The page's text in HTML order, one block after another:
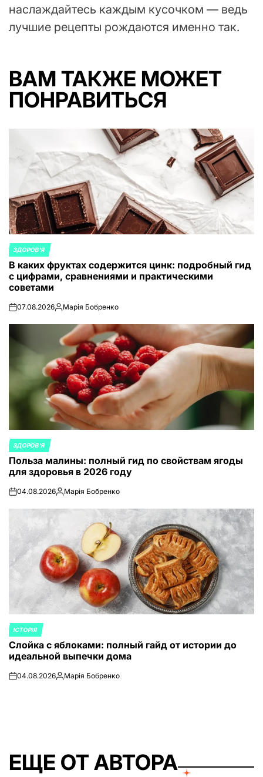
наслаждайтесь каждым кусочком — ведь
лучшие рецепты рождаются именно так.
ВАМ ТАКЖЕ МОЖЕТ
ПОНРАВИТЬСЯ
ОПУБЛИКОВАНО
В
ЗДОРОВ'Я
В каких фруктах содержится цинк: подробный гид
с цифрами, сравнениями и практическими
советами
on07.08.2026Запись
Марія Бобренко
ОПУБЛИКОВАНО
В
ЗДОРОВ'Я
Польза малины: полный гид по свойствам ягоды
для здоровья в 2026 году
on04.08.2026Запись
Марія Бобренко
ОПУБЛИКОВАНО
В
ІСТОРІЯ
Слойка с яблоками: полный гайд от истории до
идеальной выпечки дома
on04.08.2026Запись
Марія Бобренко
ЕЩЕ ОТ АВТОРА